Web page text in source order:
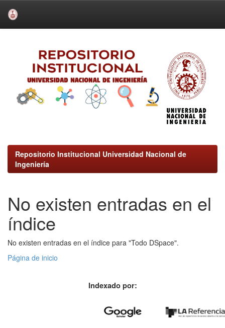
Repositorio Institucional Universidad Nacional de
Ingeniería
No existen entradas en el
índice
No existen entradas en el índice para "Todo DSpace".
Página de inicio
Indexado por: